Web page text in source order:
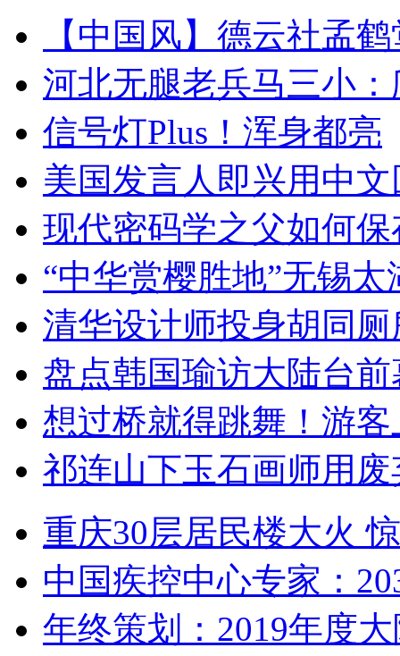
【中国风】德云社孟
河北无腿老兵马三小
信号灯Plus！浑身都亮
美国发言人即兴用中
现代密码学之父如何
“中华赏樱胜地”无锡
清华设计师投身胡同
盘点韩国瑜访大陆台
想过桥就得跳舞！游客
祁连山下玉石画师用
重庆30层居民楼大火
中国疾控中心专家：
年终策划：2019年度